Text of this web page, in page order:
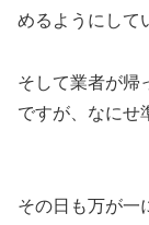
めるようにして
そして業者が帰
ですが、なにせ
その日も万が一